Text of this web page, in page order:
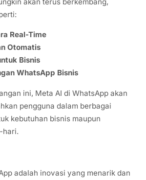
akan terus berkembang,
Real-Time
Otomatis
Bisnis
WhatsApp Bisnis
ini, Meta AI di WhatsApp akan
pengguna dalam berbagai
kebutuhan bisnis maupun
hari.
adalah inovasi yang menarik dan